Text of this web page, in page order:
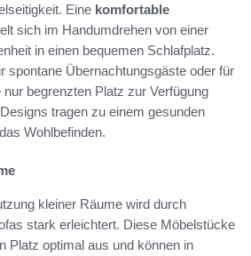
Eine komfortable
sich im Handumdrehen von einer
in einen bequemen Schlafplatz.
spontane Übernachtungsgäste oder für
begrenzten Platz zur Verfügung
tragen zu einem gesunden
Wohlbefinden.
kleiner Räume wird durch
stark erleichtert. Diese Möbelstücke
Platz optimal aus und können in